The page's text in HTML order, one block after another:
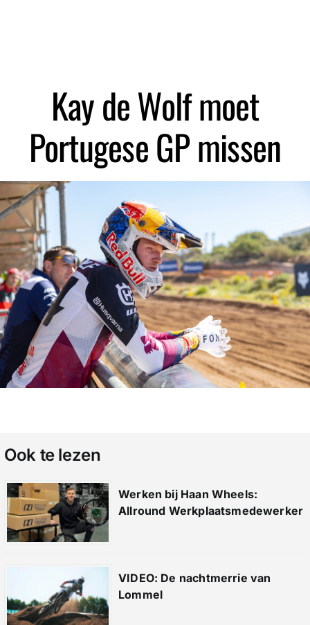
Kay de Wolf moet
Portugese GP missen
Ook te lezen
Werken bij Haan Wheels:
Allround Werkplaatsmedewerker
VIDEO: De nachtmerrie van
Lommel